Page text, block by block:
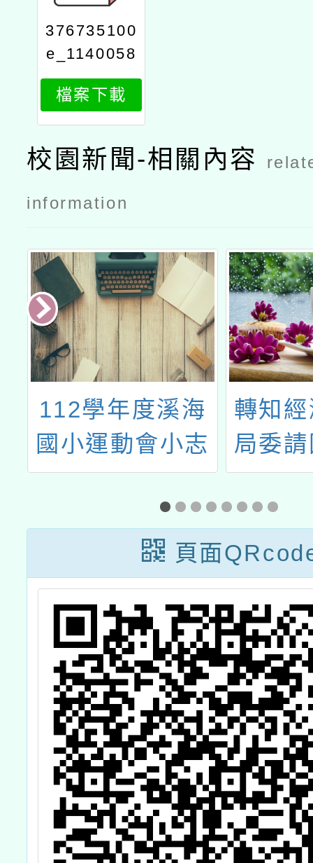
376735100
e_1140058
430_attach
1
檔案下載
校園新聞-相關內容
information
112學年度溪海
國小運動會小志
工招募
轉知
局委
師範
「113
中小
創意七
劇場
頁面